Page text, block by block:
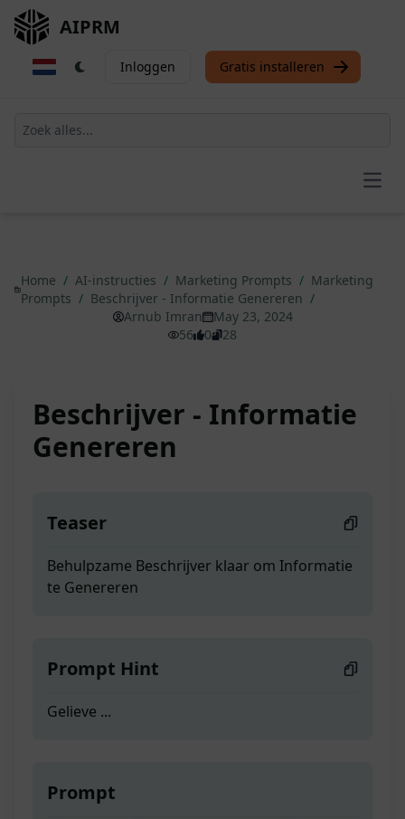
AIPRM
Inloggen Gratis installeren
Home / AI-instructies / Marketing Prompts / Marketing
Prompts / Beschrijver - Informatie Genereren /
Arnub Imran
May 23, 2024
56
0 28
Beschrijver - Informatie
Genereren
Teaser
Behulpzame Beschrijver klaar om Informatie
te Genereren
Prompt Hint
Gelieve ...
Prompt